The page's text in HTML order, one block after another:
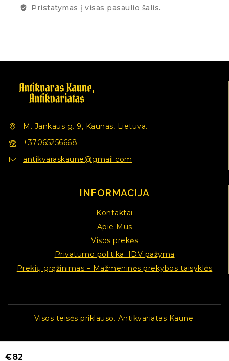
Pristatymas į visas pasaulio šalis.
M. Jankaus g. 9, Kaunas, Lietuva.
+37065256668
antikvaraskaune@gmail.com
INFORMACIJA
Kontaktai
Apie Mus
Visos prekės
Privatumo politika. IDV pažyma
Prekių grąžinimas – Mažmeninės prekybos taisyklės
Visos teisės priklauso. Antikvariatas Kaune.
€82